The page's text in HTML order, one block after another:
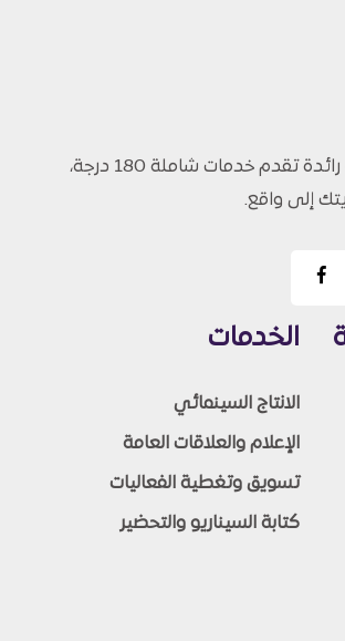
نحن وكالة إعلامية رائدة تقدم خدمات شاملة 180 درجة،
إلى واقع.
الخدمات
الانتاج السينمائي
الإعلام والعلاقات العامة
تسويق وتغطية الفعاليات
كتابة السيناريو والتحضير